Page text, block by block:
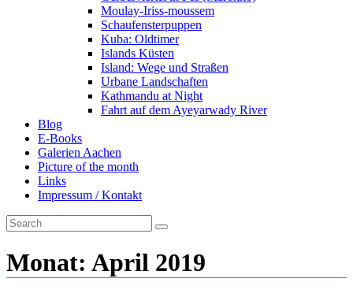
Moulay-Iriss-moussem
Schaufensterpuppen
Kuba: Oldtimer
Islands Küsten
Island: Wege und Straßen
Urbane Landschaften
Kathmandu at Night
Fahrt auf dem Ayeyarwady River
Blog
E-Books
Galerien Aachen
Picture of the month
Links
Impressum / Kontakt
Monat: April 2019